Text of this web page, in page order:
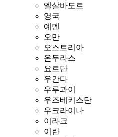
엘살바도르
영국
예멘
오만
오스트리아
온두라스
요르단
우간다
우루과이
우즈베키스탄
우크라이나
이라크
이란